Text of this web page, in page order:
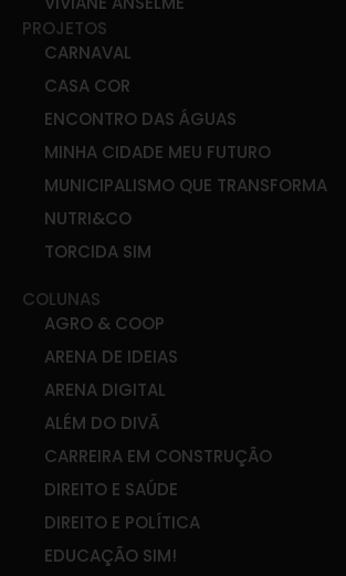
PROJETOS
CARNAVAL
CASA COR
ENCONTRO DAS ÁGUAS
MINHA CIDADE MEU FUTURO
MUNICIPALISMO QUE TRANSFORMA
NUTRI&CO
TORCIDA SIM
COLUNAS
AGRO & COOP
ARENA DE IDEIAS
ARENA DIGITAL
ALÉM DO DIVÃ
CARREIRA EM CONSTRUÇÃO
DIREITO E SAÚDE
DIREITO E POLÍTICA
EDUCAÇÃO SIM!